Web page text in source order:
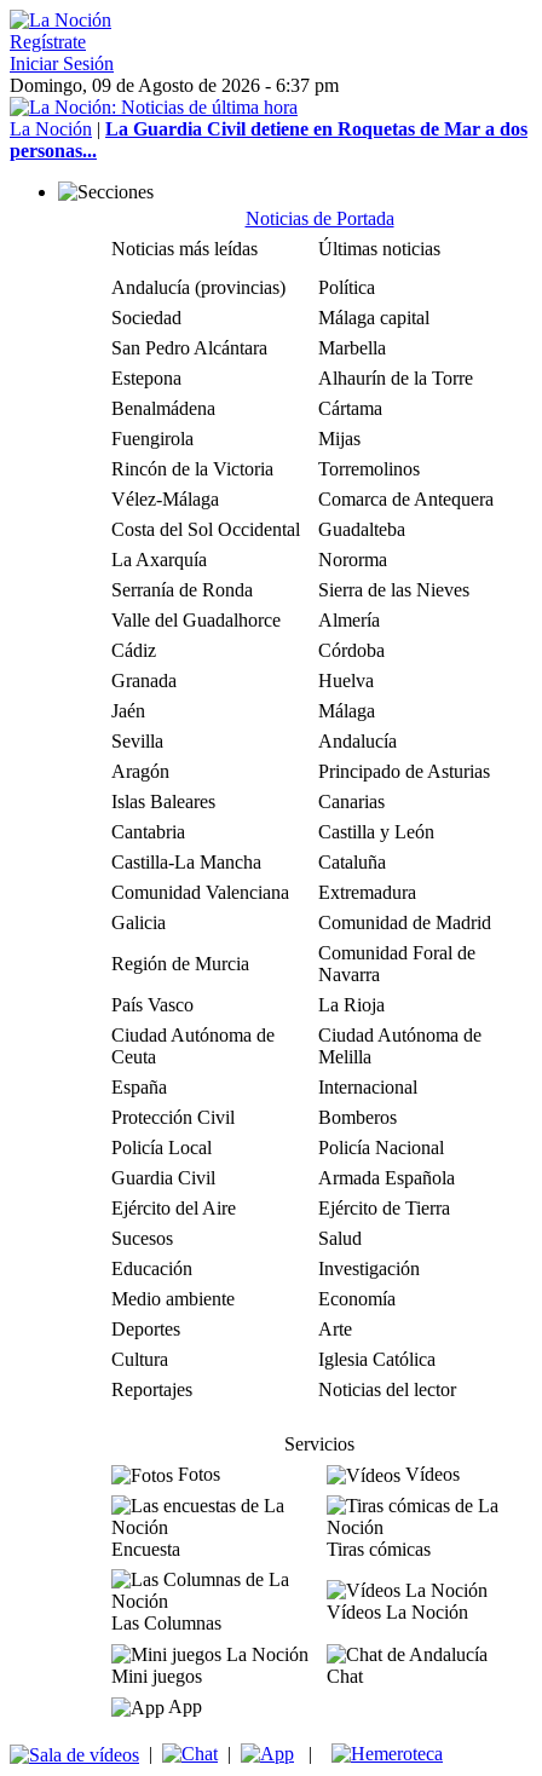
Regístrate
Iniciar Sesión
Domingo, 09 de Agosto de 2026 - 6:37 pm
La Noción | La Guardia Civil detiene en Roquetas de Mar a dos
personas...
Noticias de Portada
Noticias más leídas
Últimas noticias
Andalucía (provincias)
Política
Sociedad
Málaga capital
San Pedro Alcántara
Marbella
Estepona
Alhaurín de la Torre
Benalmádena
Cártama
Fuengirola
Mijas
Rincón de la Victoria
Torremolinos
Vélez-Málaga
Comarca de Antequera
Costa del Sol Occidental
Guadalteba
La Axarquía
Nororma
Serranía de Ronda
Sierra de las Nieves
Valle del Guadalhorce
Almería
Cádiz
Córdoba
Granada
Huelva
Jaén
Málaga
Sevilla
Andalucía
Aragón
Principado de Asturias
Islas Baleares
Canarias
Cantabria
Castilla y León
Castilla-La Mancha
Cataluña
Comunidad Valenciana
Extremadura
Galicia
Comunidad de Madrid
Región de Murcia
Comunidad Foral de
Navarra
País Vasco
La Rioja
Ciudad Autónoma de
Ceuta
Ciudad Autónoma de
Melilla
España
Internacional
Protección Civil
Bomberos
Policía Local
Policía Nacional
Guardia Civil
Armada Española
Ejército del Aire
Ejército de Tierra
Sucesos
Salud
Educación
Investigación
Medio ambiente
Economía
Deportes
Arte
Cultura
Iglesia Católica
Reportajes
Noticias del lector
Servicios
Fotos
Vídeos
Encuesta Tiras cómicas
Las Columnas
Vídeos La Noción
Mini juegos
Chat
App
| | |